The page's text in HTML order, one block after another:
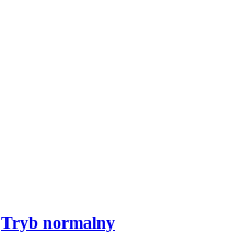
Tryb normalny